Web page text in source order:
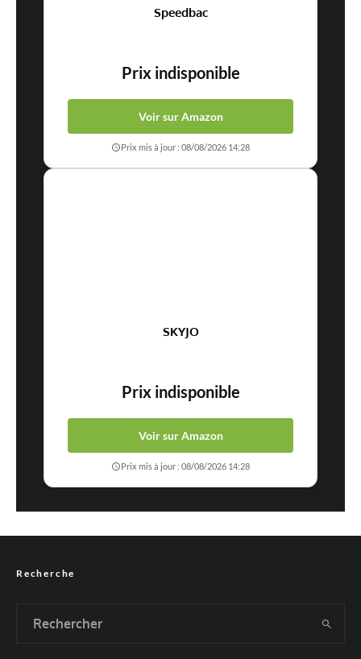
Speedbac
Prix indisponible
Voir sur Amazon
Prix mis à jour : 08/08/2026 14:28
SKYJO
Prix indisponible
Voir sur Amazon
Prix mis à jour : 08/08/2026 14:28
Recherche